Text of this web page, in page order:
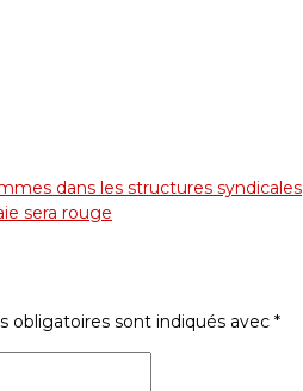
dans les structures syndicales
sera rouge
obligatoires sont indiqués avec *